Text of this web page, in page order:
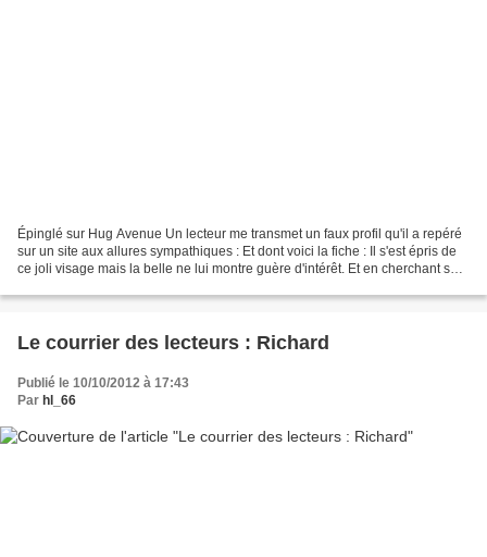
Épinglé sur Hug Avenue Un lecteur me transmet un faux profil qu'il a repéré
sur un site aux allures sympathiques : Et dont voici la fiche : Il s'est épris de
ce joli visage mais la belle ne lui montre guère d'intérêt. Et en cherchant sur
Le courrier des lecteurs : Richard
Publié le 10/10/2012 à 17:43
Par hl_66